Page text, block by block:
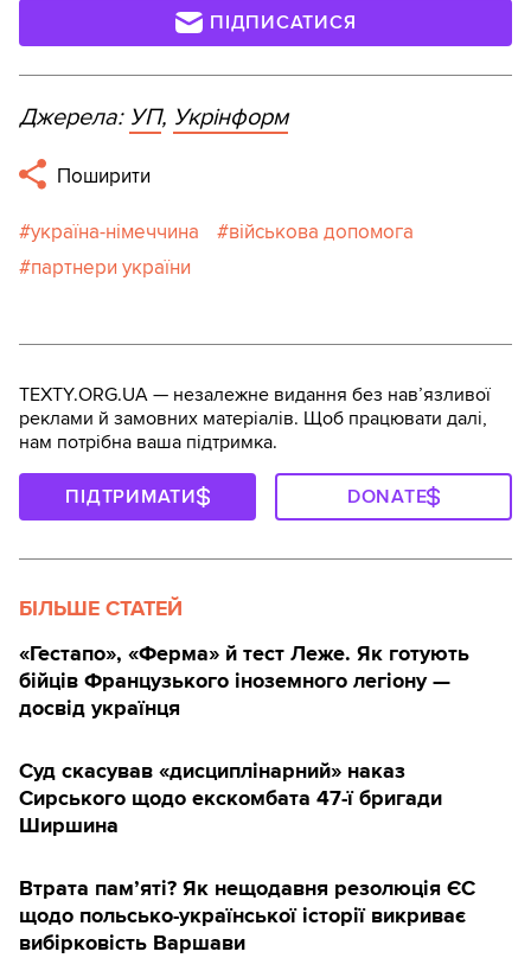
ПІДПИСАТИСЯ
Джерела: УП, Укрінформ
Поширити
україна-німеччина
військова допомога
партнери україни
TEXTY.ORG.UA — незалежне видання без навʼязливої
реклами й замовних матеріалів. Щоб працювати далі,
нам потрібна ваша підтримка.
ПІДТРИМАТИ DONATE
БІЛЬШЕ СТАТЕЙ
«Гестапо», «Ферма» й тест Леже. Як готують
бійців Французького іноземного легіону —
досвід українця
Суд скасував «дисциплінарний» наказ
Сирського щодо екскомбата 47-ї бригади
Ширшина
Втрата пам’яті? Як нещодавня резолюція ЄС
щодо польсько-української історії викриває
вибірковість Варшави